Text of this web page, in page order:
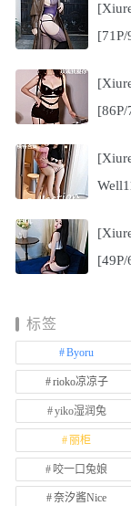
标签
Byoru
rioko凉凉子
yiko湿润兔
丽柜
咬一口兔娘
奈汐酱Nice